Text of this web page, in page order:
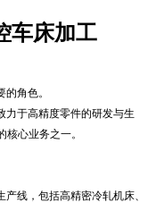
车床加工
角色。
力于高精度零件的研发与生
心业务之一。
线，包括高精密冷轧机床、